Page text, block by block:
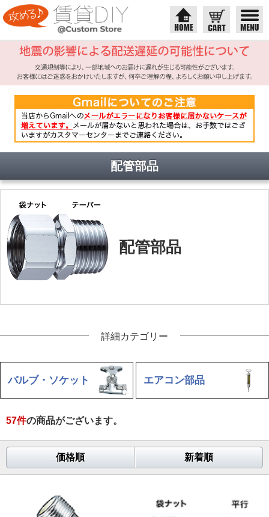
配管部品
配管部品
詳細カテゴリー
バルブ・ソケット エアコン部品
57件の商品がございます。
価格順 新着順